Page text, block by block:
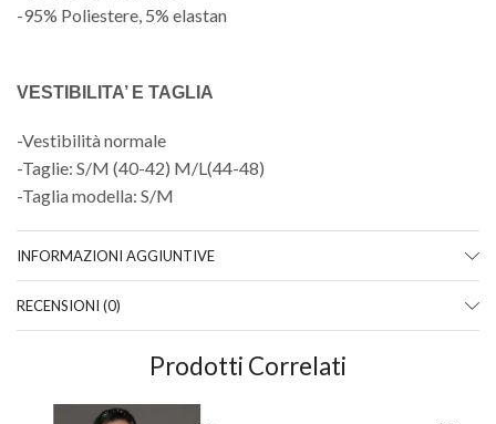
-95% Poliestere, 5% elastan
VESTIBILITA’ E TAGLIA
-Vestibilità normale
-Taglie: S/M (40-42) M/L(44-48)
-Taglia modella: S/M
INFORMAZIONI AGGIUNTIVE
RECENSIONI (0)
Prodotti Correlati